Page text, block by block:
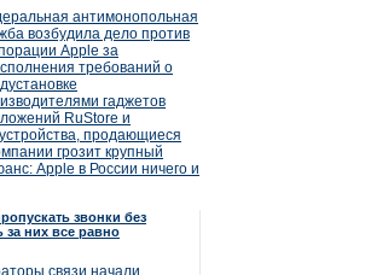
антимонопольная
возбудила дело против
Apple за
требований о
гаджетов
RuStore и
продающиеся
грозит крупный
Apple в России ничего и
звонки без
за них все равно
связи начали